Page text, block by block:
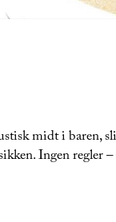
midt i baren,
Ingen regler